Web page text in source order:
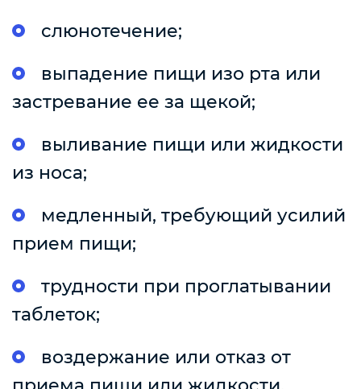
слюнотечение;
выпадение пищи изо рта или
застревание ее за щекой;
выливание пищи или жидкости
из носа;
медленный, требующий усилий
прием пищи;
трудности при проглатывании
таблеток;
воздержание или отказ от